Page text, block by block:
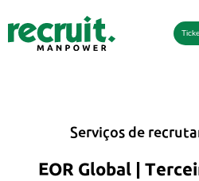
Serviços de
EOR Global |